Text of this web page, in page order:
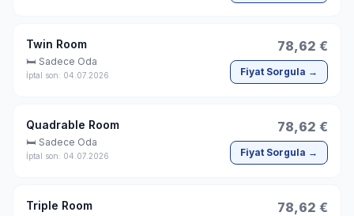
Twin Room
🛏 Sadece Oda
İptal son: 04.07.2026
78,62 €
Fiyat Sorgula →
Quadrable Room
🛏 Sadece Oda
İptal son: 04.07.2026
78,62 €
Fiyat Sorgula →
Triple Room 78,62 €